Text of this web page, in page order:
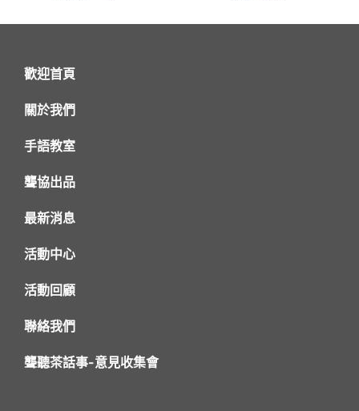
歡迎首頁
關於我們
手語教室
聾協出品
最新消息
活動中心
活動回顧
聯絡我們
聾聽茶話事-意見收集會